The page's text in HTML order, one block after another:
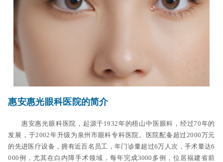
惠安惠光眼科医院的简介
惠安惠光眼科医院，起源于1932年的梧山中医眼科，经过70年的
发展，于2002年升级为泉州市眼科专科医院。医院配备超过2000万元
的先进医疗设备，拥有近百名员工，年门诊量超过6万人次，手术量达6
000例，尤其在白内障手术领域，每年完成3000多例，位居福建省前